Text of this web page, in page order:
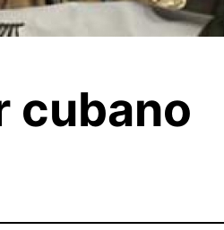
cubano